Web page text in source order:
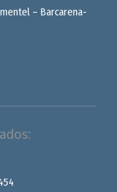
– Barcarena-